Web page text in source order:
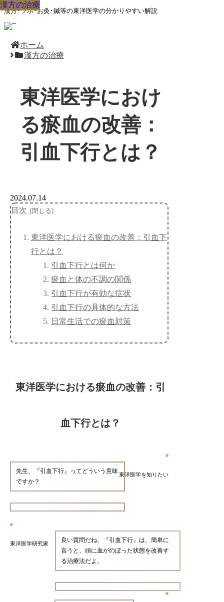
漢方･ツボ･お灸･鍼等の東洋医学の分かりやすい解説
ホーム
漢方の治療
東洋医学におけ
る瘀血の改善：
引血下行とは？
漢方の治療
2024.07.14
目次
東洋医学における瘀血の改善：引血下
行とは？
引血下行とは何か
瘀血と体の不調の関係
引血下行が有効な症状
引血下行の具体的な方法
日常生活での瘀血対策
東洋医学における瘀血の改善：引
血下行とは？
東洋医学を知りたい
先生、『引血下行』ってどういう意味
ですか？
東洋医学研究家
良い質問だね。『引血下行』は、簡単に
言うと、頭に血がのぼった状態を改善す
る治療法だよ。
漢方の治療
漢方の治療
漢方の治療
漢方の治療
漢方の治療
漢方の治療
漢方の治療
漢方の治療